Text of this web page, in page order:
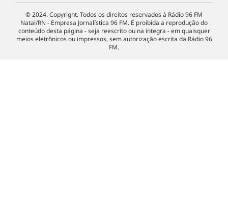
© 2024. Copyright. Todos os direitos reservados à Rádio 96 FM
Natal/RN - Empresa Jornalística 96 FM. É proibida a reprodução do
conteúdo desta página - seja reescrito ou na íntegra - em quaisquer
meios eletrônicos ou impressos, sem autorização escrita da Rádio 96
FM.